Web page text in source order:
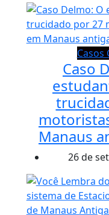
Casos
Caso
Manaus
26 de